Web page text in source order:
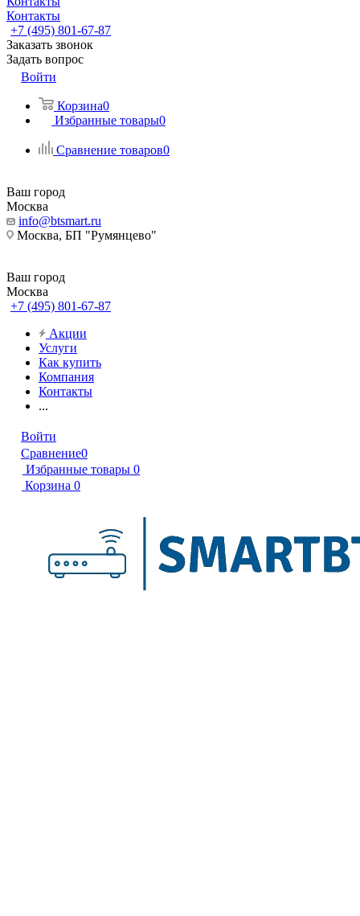
Контакты
+7 (495) 801-67-87
Заказать звонок
Задать вопрос
Войти
Корзина0
Избранные товары0
Сравнение товаров0
Ваш город
Москва
info@btsmart.ru
Москва, БП "Румянцево"
Ваш город
Москва
+7 (495) 801-67-87
Акции
Услуги
Как купить
Компания
Контакты
...
Войти
Сравнение0
Избранные товары 0
Корзина 0